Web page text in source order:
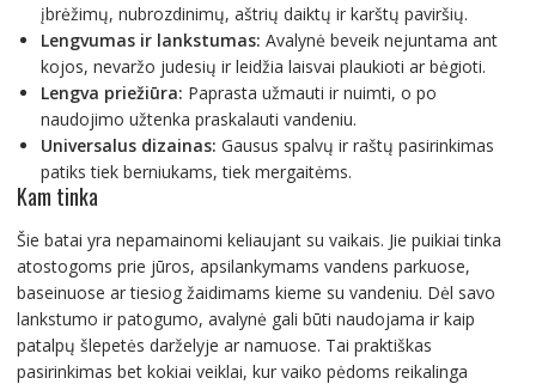
įbrėžimų, nubrozdinimų, aštrių daiktų ir karštų paviršių.
Lengvumas ir lankstumas: Avalynė beveik nejuntama ant
kojos, nevaržo judesių ir leidžia laisvai plaukioti ar bėgioti.
Lengva priežiūra: Paprasta užmauti ir nuimti, o po
naudojimo užtenka praskalauti vandeniu.
Universalus dizainas: Gausus spalvų ir raštų pasirinkimas
patiks tiek berniukams, tiek mergaitėms.
Kam tinka
Šie batai yra nepamainomi keliaujant su vaikais. Jie puikiai tinka
atostogoms prie jūros, apsilankymams vandens parkuose,
baseinuose ar tiesiog žaidimams kieme su vandeniu. Dėl savo
lankstumo ir patogumo, avalynė gali būti naudojama ir kaip
patalpų šlepetės darželyje ar namuose. Tai praktiškas
pasirinkimas bet kokiai veiklai, kur vaiko pėdoms reikalinga